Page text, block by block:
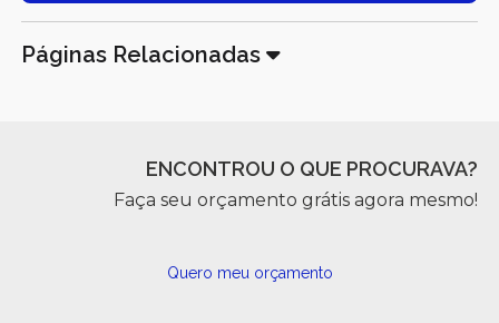
Páginas Relacionadas
ENCONTROU O QUE PROCURAVA?
Faça seu orçamento grátis agora mesmo!
Quero meu orçamento